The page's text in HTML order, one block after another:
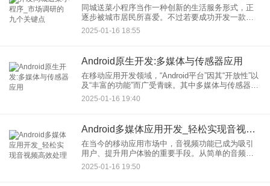
同城送菜小程序当作一种创新的生活服务形式，正
逐步被城市居民所喜爱。不过若要成功开发一款受
大众欢迎的同城送菜小程序，深入的市场调研起着
极为重要的作用。以下是九个关键的市场调研要
2025-01-16 18:55
Android原生开发:多媒体与传感器应用
在移动应用开发领域，“Android平台”因其“开放性”以
及“丰富的功能”而广受青睐。其中多媒体与传感器应
用”是Android开发中极为重要的部分。本文将会深入
地探讨Android原生开发里“多媒体与
2025-01-16 19:40
Android多媒体应用开发_轻松实现音视频高效处理
在当今的移动应用市场中，音视频功能已成为吸引
用户、提升用户体验的重要手段。从简单的音频播
放到复杂的实时音视频通话，Android多媒体应用开
发提供了丰富的工具和API，让开发者能够轻松实现
2025-01-16 19:50